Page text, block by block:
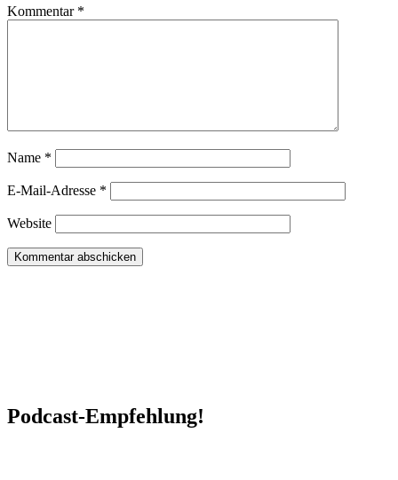
Kommentar *
Name *
E-Mail-Adresse *
Website
Podcast-Empfehlung!